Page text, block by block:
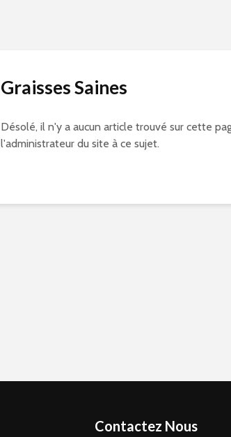
Graisses Saines
Désolé, il n'y a aucun article trouvé sur cette
l'administrateur du site à ce sujet.
Contactez Nous